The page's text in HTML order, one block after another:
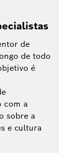
de
de todo
é
com a
sobre a
e cultura